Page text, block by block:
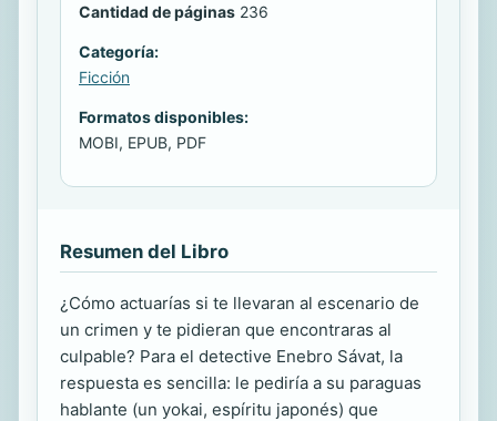
Cantidad de páginas 236
Categoría:
Ficción
Formatos disponibles:
MOBI, EPUB, PDF
Resumen del Libro
¿Cómo actuarías si te llevaran al escenario de
un crimen y te pidieran que encontraras al
culpable? Para el detective Enebro Sávat, la
respuesta es sencilla: le pediría a su paraguas
hablante (un yokai, espíritu japonés) que